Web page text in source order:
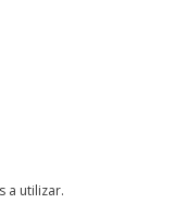
a utilizar.